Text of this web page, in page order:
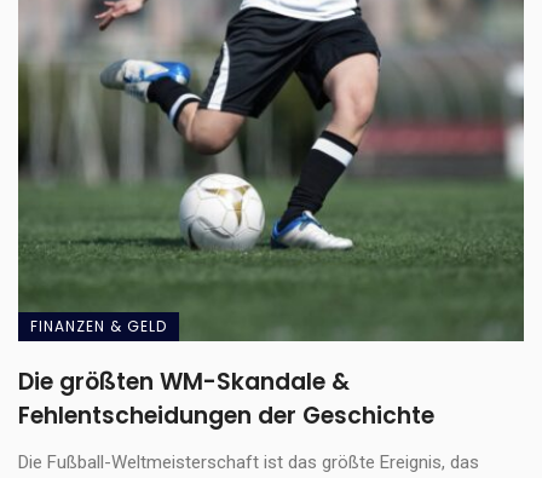
FINANZEN & GELD
Die größten WM-Skandale &
Fehlentscheidungen der Geschichte
Die Fußball-Weltmeisterschaft ist das größte Ereignis, das